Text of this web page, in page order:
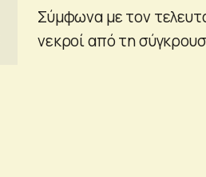
Σύμφωνα με τον
νεκροί από τη